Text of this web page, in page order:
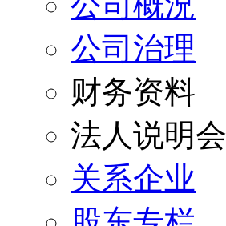
公司治理
财务资料
法人说明会
关系企业